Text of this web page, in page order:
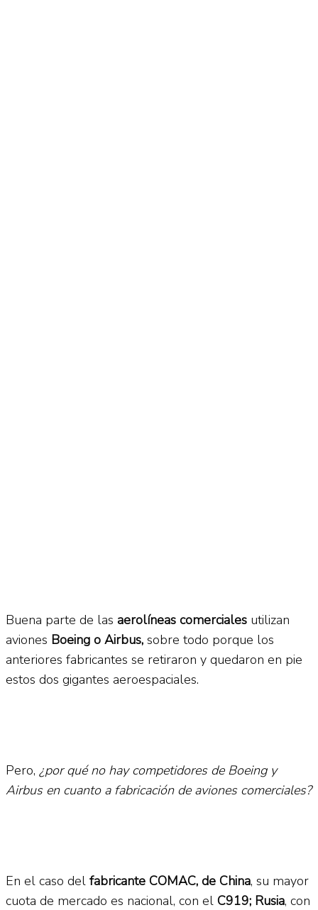
Buena parte de las aerolíneas comerciales utilizan
aviones Boeing o Airbus, sobre todo porque los
anteriores fabricantes se retiraron y quedaron en pie
estos dos gigantes aeroespaciales.
Pero, ¿por qué no hay competidores de Boeing y
Airbus en cuanto a fabricación de aviones comerciales?
En el caso del fabricante COMAC, de China, su mayor
cuota de mercado es nacional, con el C919; Rusia, con